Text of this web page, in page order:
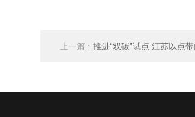
上一篇 : 推进“双碳”试点 江苏以点